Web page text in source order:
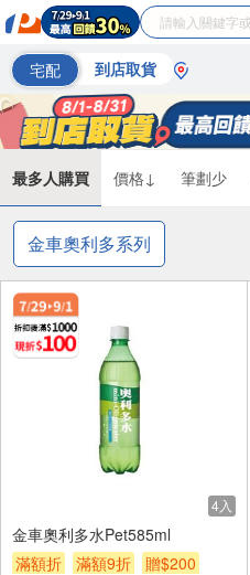
宅配 到店取貨
最多人購買 價格↓ 筆劃少
金車奧利多系列
4入
金車奧利多水Pet585ml
滿額折
滿額9折 贈$200